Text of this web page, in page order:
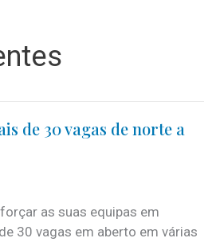
de 30 vagas de norte a
as suas equipas em
30 vagas em aberto em várias